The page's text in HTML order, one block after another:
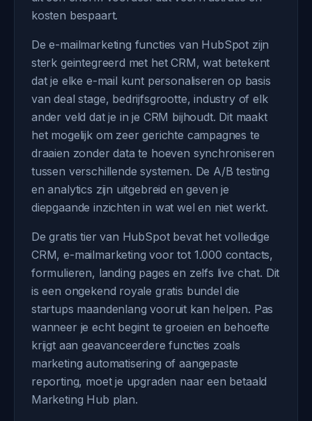
kosten bespaart.
De e-mailmarketing functies van HubSpot zijn
sterk geintegreerd met het CRM, wat betekent
dat je elke e-mail kunt personaliseren op basis
van deal stage, bedrijfsgrootte, industry of elk
ander veld dat je in je CRM bijhoudt. Dit maakt
het mogelijk om zeer gerichte campagnes te
draaien zonder data te hoeven synchroniseren
tussen verschillende systemen. De A/B testing
en analytics zijn uitgebreid en geven je
diepgaande inzichten in wat wel en niet werkt.
De gratis tier van HubSpot bevat het volledige
CRM, e-mailmarketing voor tot 1.000 contacts,
formulieren, landing pages en zelfs live chat. Dit
is een ongekend royale gratis bundel die
startups maandenlang vooruit kan helpen. Pas
wanneer je echt begint te groeien en behoefte
krijgt aan geavanceerdere functies zoals
marketing automatisering of aangepaste
reporting, moet je upgraden naar een betaald
Marketing Hub plan.